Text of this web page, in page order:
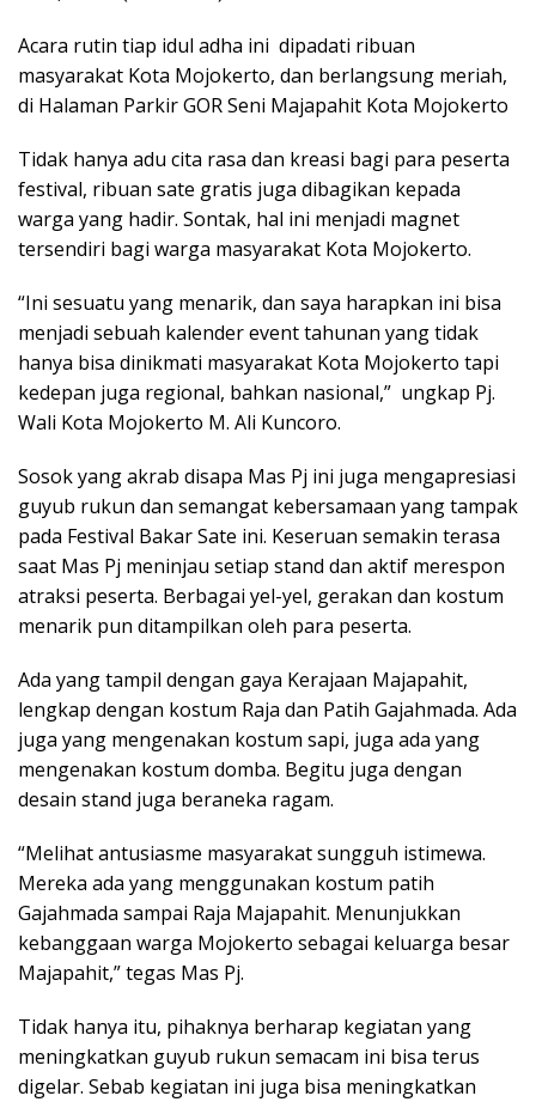
Acara rutin tiap idul adha ini dipadati ribuan
masyarakat Kota Mojokerto, dan berlangsung meriah,
di Halaman Parkir GOR Seni Majapahit Kota Mojokerto
Tidak hanya adu cita rasa dan kreasi bagi para peserta
festival, ribuan sate gratis juga dibagikan kepada
warga yang hadir. Sontak, hal ini menjadi magnet
tersendiri bagi warga masyarakat Kota Mojokerto.
“Ini sesuatu yang menarik, dan saya harapkan ini bisa
menjadi sebuah kalender event tahunan yang tidak
hanya bisa dinikmati masyarakat Kota Mojokerto tapi
kedepan juga regional, bahkan nasional,” ungkap Pj.
Wali Kota Mojokerto M. Ali Kuncoro.
Sosok yang akrab disapa Mas Pj ini juga mengapresiasi
guyub rukun dan semangat kebersamaan yang tampak
pada Festival Bakar Sate ini. Keseruan semakin terasa
saat Mas Pj meninjau setiap stand dan aktif merespon
atraksi peserta. Berbagai yel-yel, gerakan dan kostum
menarik pun ditampilkan oleh para peserta.
Ada yang tampil dengan gaya Kerajaan Majapahit,
lengkap dengan kostum Raja dan Patih Gajahmada. Ada
juga yang mengenakan kostum sapi, juga ada yang
mengenakan kostum domba. Begitu juga dengan
desain stand juga beraneka ragam.
“Melihat antusiasme masyarakat sungguh istimewa.
Mereka ada yang menggunakan kostum patih
Gajahmada sampai Raja Majapahit. Menunjukkan
kebanggaan warga Mojokerto sebagai keluarga besar
Majapahit,” tegas Mas Pj.
Tidak hanya itu, pihaknya berharap kegiatan yang
meningkatkan guyub rukun semacam ini bisa terus
digelar. Sebab kegiatan ini juga bisa meningkatkan